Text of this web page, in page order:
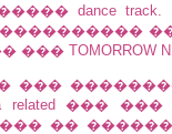
dance
���
related ���
(��� ��